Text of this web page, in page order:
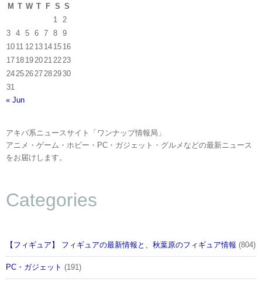
M T W T F S S
1
2
3
4 5 6 7 8
9
10 11 12 13 14 15 16
17 18 1920212223
24252627282930
31
« Jun
アキバ系ニュースサイト「ワンナップ情報局」
アニメ・ゲーム・ホビー・PC・ガジェット・グルメなどの最新ニュース
をお届けします。
Categories
【フィギュア】 フィギュアの最新情報と、秋葉原のフィギュア情報 (804)
PC・ガジェット (191)